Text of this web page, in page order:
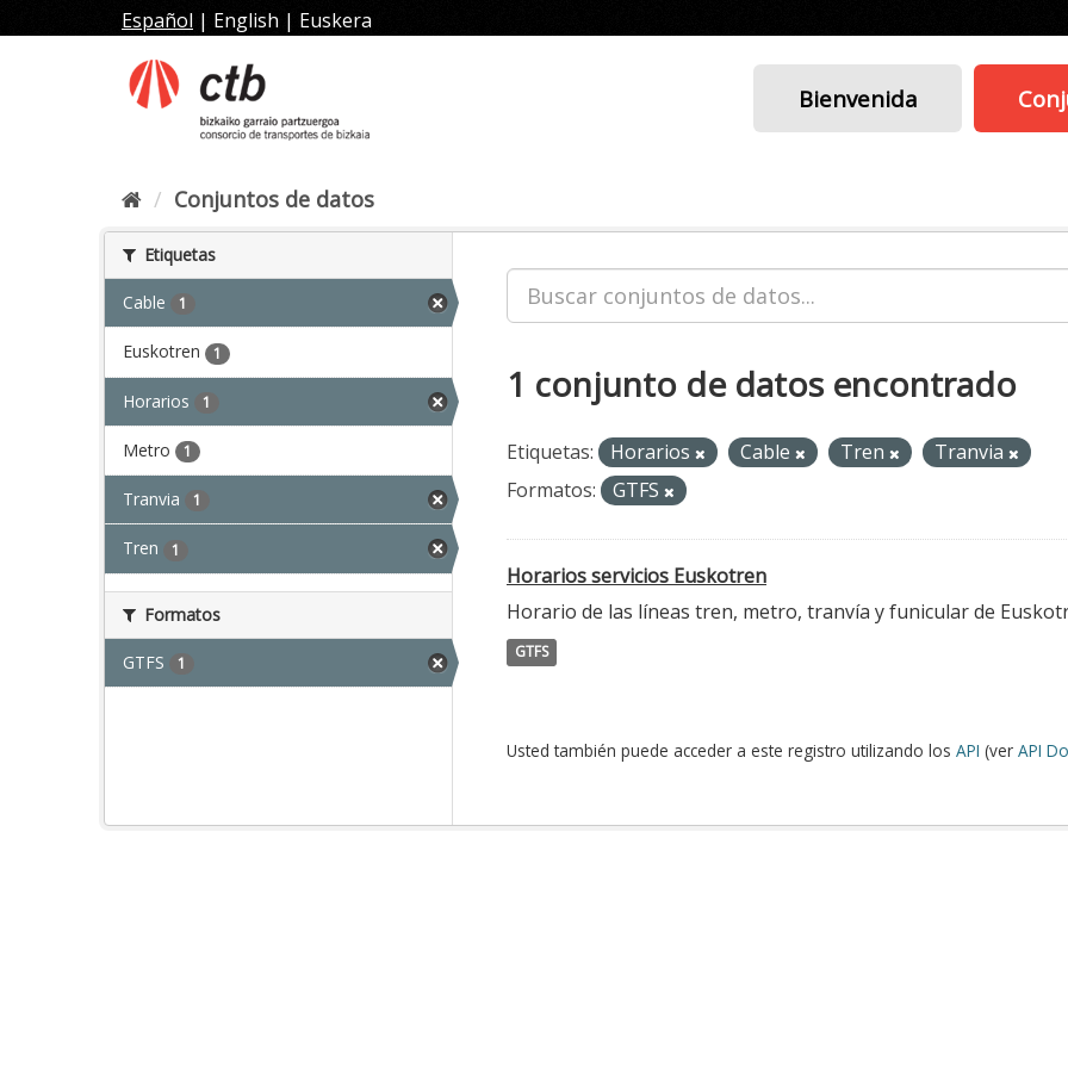
al
Español | English | Euskera
Bienvenida
Conjuntos de datos
Etiquetas
Cable 1
Euskotren 1
Horarios 1
Metro 1
Tranvia 1
Tren 1
Formatos
GTFS 1
1 conjunto de datos encontrado
Etiquetas: Horarios Cable Tren
Tranvia
Formatos:
GTFS
Horarios servicios Euskotren
Horario de las líneas tren, metro, tranvía y funicular de
GTFS
Usted también puede acceder a este registro utilizando los API (ver API